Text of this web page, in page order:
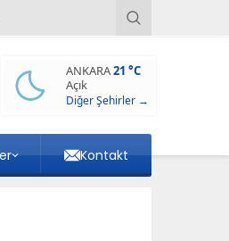
ANKARA21 °C
Açık
Diğer Şehirler →
Kontakt